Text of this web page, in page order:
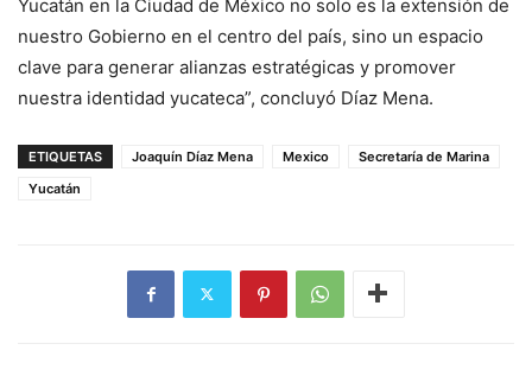
Yucatán en la Ciudad de México no solo es la extensión de
nuestro Gobierno en el centro del país, sino un espacio
clave para generar alianzas estratégicas y promover
nuestra identidad yucateca”, concluyó Díaz Mena.
ETIQUETAS Joaquín Díaz Mena Mexico
Secretaría de Marina
Yucatán